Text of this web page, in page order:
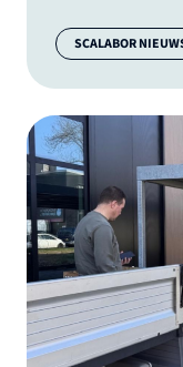
Categorie:
SCALABOR